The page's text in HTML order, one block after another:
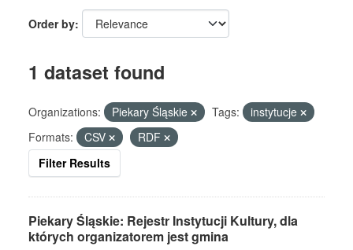
Order by
1 dataset found
Organizations: Piekary Śląskie Tags:
instytucje
Formats:
CSV
RDF
Filter Results
Piekary Śląskie: Rejestr Instytucji Kultury, dla
których organizatorem jest gmina